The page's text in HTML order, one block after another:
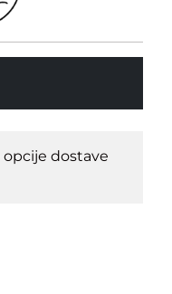
dostave